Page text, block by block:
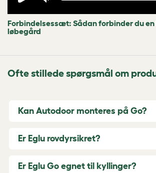
Forbindelsessæt: Sådan forbinder du en
løbegård
Ofte stillede spørgsmål om
Kan Autodoor monteres på Go?
Er Eglu rovdyrsikret?
Er Eglu Go egnet til kyllinger?